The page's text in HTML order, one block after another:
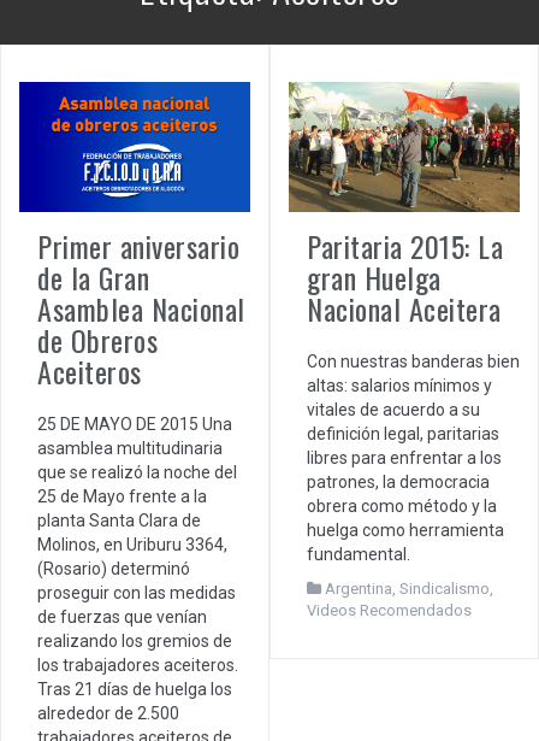
Primer aniversario
de la Gran
Asamblea Nacional
de Obreros
Aceiteros
25 DE MAYO DE 2015 Una
asamblea multitudinaria
que se realizó la noche del
25 de Mayo frente a la
planta Santa Clara de
Molinos, en Uriburu 3364,
(Rosario) determinó
proseguir con las medidas
de fuerzas que venían
realizando los gremios de
los trabajadores aceiteros.
Tras 21 días de huelga los
alrededor de 2.500
Paritaria 2015: La
gran Huelga
Nacional Aceitera
Con nuestras banderas bien
altas: salarios mínimos y
vitales de acuerdo a su
definición legal, paritarias
libres para enfrentar a los
patrones, la democracia
obrera como método y la
huelga como herramienta
fundamental.
Argentina, Sindicalismo,
Videos Recomendados